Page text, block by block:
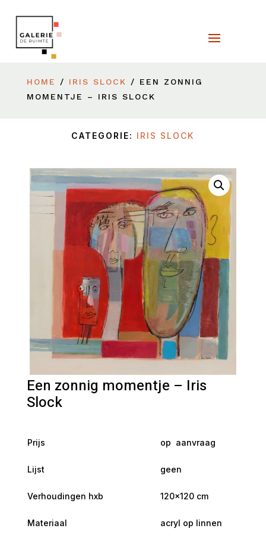
HOME / IRIS SLOCK
/ EEN ZONNIG
MOMENTJE – IRIS SLOCK
CATEGORIE: IRIS SLOCK
Een zonnig momentje – Iris
Slock
Prijs op aanvraag
Lijst geen
Verhoudingen hxb 120×120 cm
Materiaal acryl op linnen